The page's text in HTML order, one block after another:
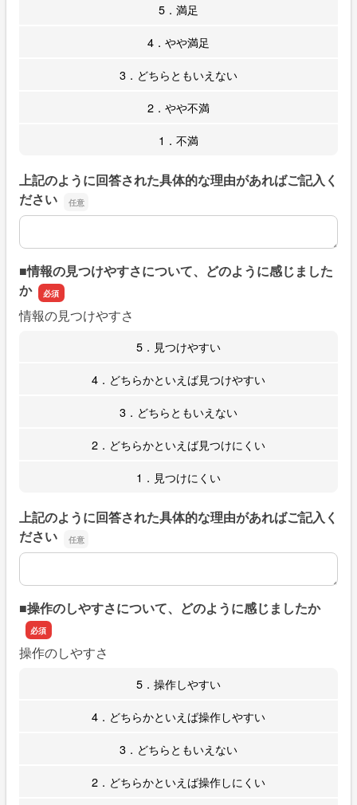
5．満足
4．やや満足
3．どちらともいえない
2．やや不満
1．不満
上記のように回答された具体的な理由があればご記入く
ださい
上記のように回答された具体的な理由があればご記入くだ
■情報の見つけやすさについて、どのように感じました
か
情報の見つけやすさ
5．見つけやすい
4．どちらかといえば見つけやすい
3．どちらともいえない
2．どちらかといえば見つけにくい
1．見つけにくい
上記のように回答された具体的な理由があればご記入く
ださい
上記のように回答された具体的な理由があればご記入くだ
■操作のしやすさについて、どのように感じましたか
操作のしやすさ
5．操作しやすい
4．どちらかといえば操作しやすい
3．どちらともいえない
2．どちらかといえば操作しにくい